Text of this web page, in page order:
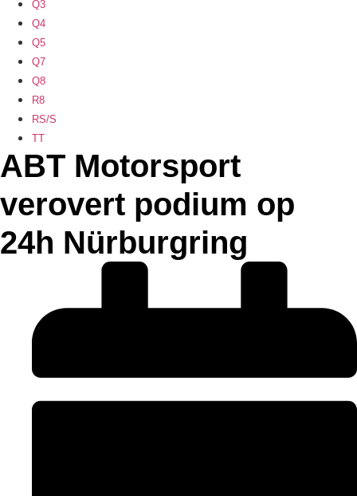
Q3
Q4
Q5
Q7
Q8
R8
RS/S
TT
ABT Motorsport
verovert podium op
24h Nürburgring